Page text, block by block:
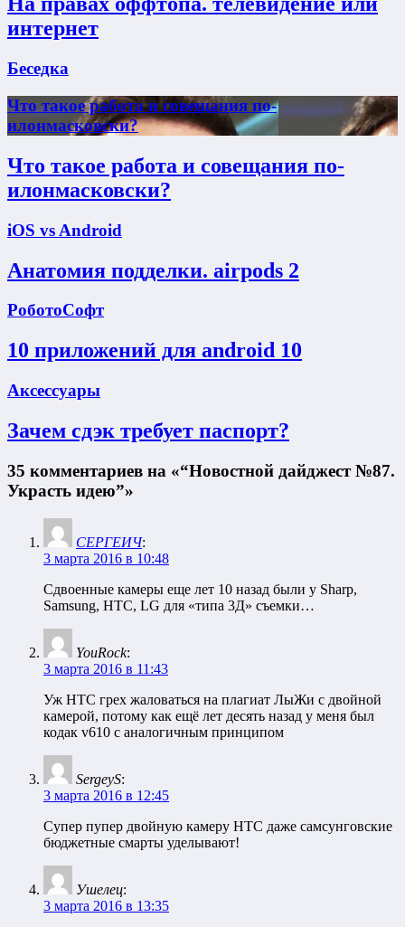
интернет
Беседка
Что такое работа и совещания по-
илонмасковски?
Что такое работа и совещания по-
илонмасковски?
iOS vs Android
Анатомия подделки. airpods 2
РоботоСофт
10 приложений для android 10
Аксессуары
Зачем сдэк требует паспорт?
35 комментариев на «“Новостной дайджест №87.
Украсть идею”»
СЕРГЕИЧ:
3 марта 2016 в 10:48
Сдвоенные камеры еще лет 10 назад были у Sharp,
Samsung, HTC, LG для «типа 3Д» съемки…
YouRock:
3 марта 2016 в 11:43
Уж НТС грех жаловаться на плагиат ЛыЖи с двойной
камерой, потому как ещё лет десять назад у меня был
кодак v610 с аналогичным принципом
SergeyS:
3 марта 2016 в 12:45
Супер пупер двойную камеру HTC даже самсунговские
бюджетные смарты уделывают!
Ушелец:
3 марта 2016 в 13:35